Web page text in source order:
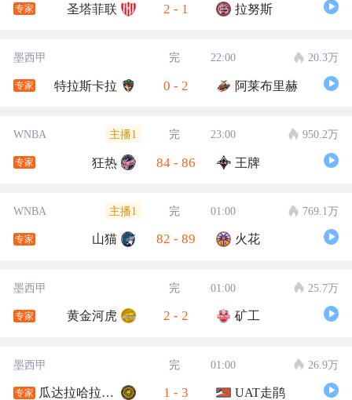
专家 圣塔菲联 2 - 1 拉努斯
墨西甲 完 22:00 20.3万
专家 特拉斯卡拉 0 - 2 阿莱布里赫
WNBA 主播1 完 23:00 950.2万
专家 狂热 84 - 86 王牌
WNBA 主播1 完 01:00 769.1万
专家 山猫 82 - 89 火花
墨西甲 完 01:00 25.7万
专家 黄金河虎 2 - 2 矿工
墨西甲 完 01:00 26.9万
专家 瓜达拉哈拉大学 1 - 3 UAT走鹃